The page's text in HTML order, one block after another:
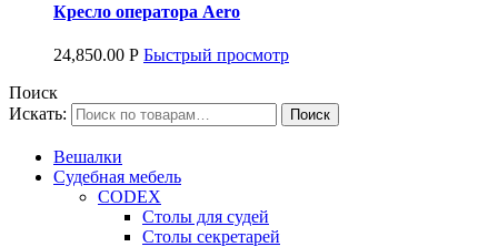
Кресло оператора Aero
24,850.00 Р Быстрый просмотр
Поиск
Искать:
Вешалки
Судебная мебель
CODEX
Столы для судей
Столы секретарей